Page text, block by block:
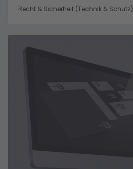
Recht & Sicherheit (Technik & Schutz)